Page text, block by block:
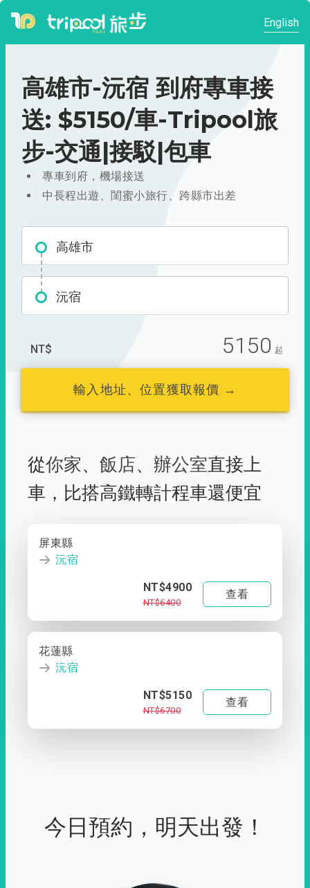
English
高雄市-沅宿 到府專車接
送: $5150/車-Tripool旅
步-交通|接駁|包車
專車到府，機場接送
中長程出遊、閨蜜小旅行、跨縣市出差
高雄市
沅宿
NT$ 5150 起
輸入地址、位置獲取報價 →
從你家、 飯店、 辦公室直接上
車， 比搭高鐵轉計程車還便宜
屏東縣
沅宿
NT$4900
NT$6400
查看
花蓮縣
沅宿
NT$5150
NT$6700
查看
今日預約，明天出發！